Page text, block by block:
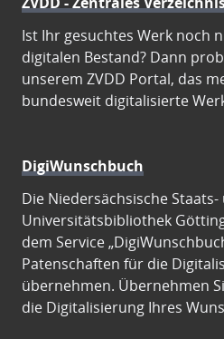
Ist Ihr gesuchtes Werk noch
digitalen Bestand? Dann
unserem ZVDD Portal, das
bundesweit digitalisierte
DigiWunschbuch
Die Niedersächsische Staats-
Universitätsbibliothek
dem Service
Patenschaften für die
übernehmen. Übernehmen
die Digitalisierung Ihres